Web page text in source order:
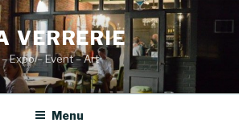
VERRERIE
Expo – Event – Art
Menu